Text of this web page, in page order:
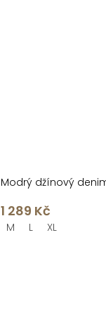
Modrý džínový
1 289 Kč
M L XL